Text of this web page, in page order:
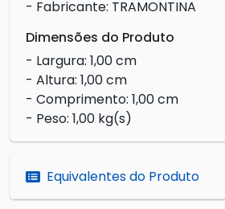
- Fabricante: TRAMONTINA
Dimensões do Produto
- Largura: 1,00 cm
- Altura: 1,00 cm
- Comprimento: 1,00 cm
- Peso: 1,00 kg(s)
Equivalentes do Produto